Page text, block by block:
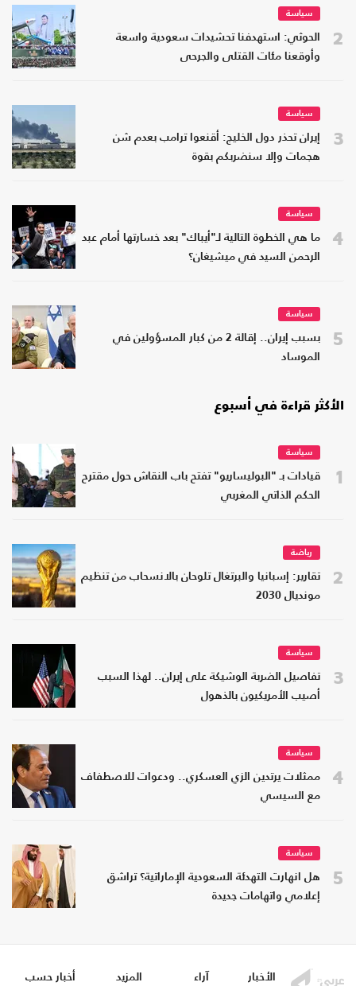
2
سياسة
الحوثي: استهدفنا تحشيدات سعودية واسعة
وأوقعنا مئات القتلى والجرحى
3
سياسة
إيران تحذر دول الخليج: أقنعوا ترامب بعدم شن
هجمات وإلا سنضربكم بقوة
4
سياسة
ما هي الخطوة التالية لـ"أيباك" بعد خسارتها أمام عبد
الرحمن السيد في ميشيغان؟
5
سياسة
بسبب إيران.. إقالة 2 من كبار المسؤولين في
الموساد
الأكثر قراءة في أسبوع
1
سياسة
قيادات بـ "البوليساريو" تفتح باب النقاش حول مقترح
الحكم الذاتي المغربي
2
رياضة
تقارير: إسبانيا والبرتغال تلوحان بالانسحاب من تنظيم
مونديال 2030
3
سياسة
تفاصيل الضربة الوشيكة على إيران.. لهذا السبب
أصيب الأمريكيون بالذهول
4
سياسة
ممثلات يرتدين الزي العسكري.. ودعوات للاصطفاف
مع السيسي
5
سياسة
هل انهارت التهدئة السعودية الإماراتية؟ تراشق
إعلامي واتهامات جديدة
الأخبار آراء المزيد أخبار حسب